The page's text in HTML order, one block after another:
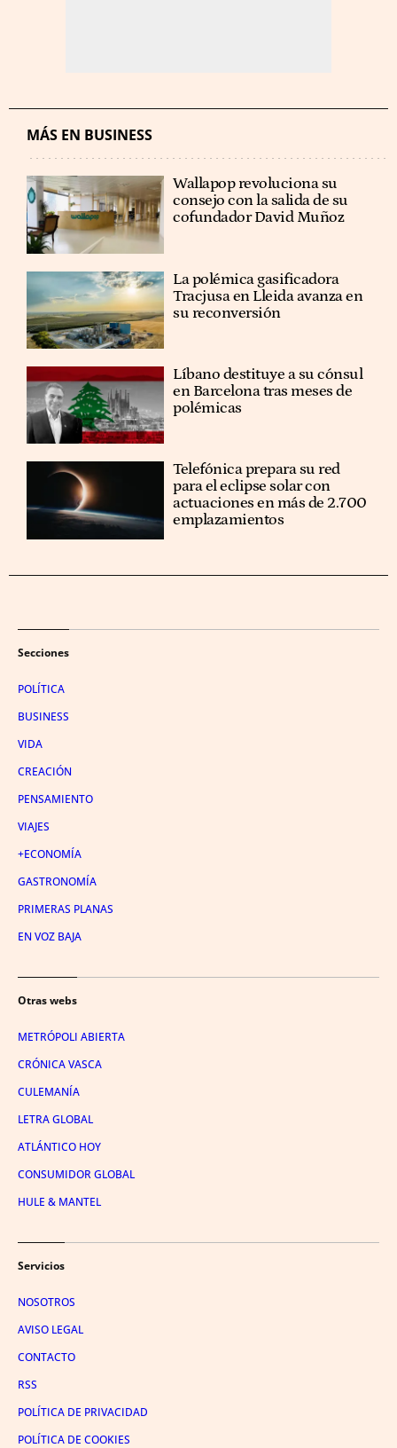
MÁS EN BUSINESS
Wallapop revoluciona su
consejo con la salida de su
cofundador David Muñoz
La polémica gasificadora
Tracjusa en Lleida avanza en
su reconversión
Líbano destituye a su cónsul
en Barcelona tras meses de
polémicas
Telefónica prepara su red
para el eclipse solar con
actuaciones en más de 2.700
emplazamientos
Secciones
POLÍTICA
BUSINESS
VIDA
CREACIÓN
PENSAMIENTO
VIAJES
+ECONOMÍA
GASTRONOMÍA
PRIMERAS PLANAS
EN VOZ BAJA
Otras webs
METRÓPOLI ABIERTA
CRÓNICA VASCA
CULEMANÍA
LETRA GLOBAL
ATLÁNTICO HOY
CONSUMIDOR GLOBAL
HULE & MANTEL
Servicios
NOSOTROS
AVISO LEGAL
CONTACTO
RSS
POLÍTICA DE PRIVACIDAD
POLÍTICA DE COOKIES